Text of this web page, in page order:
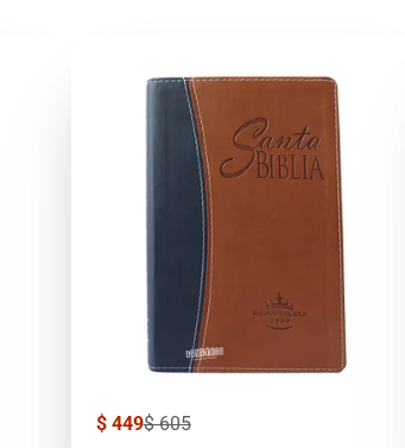
Precio
$ 449Precio
$ 605